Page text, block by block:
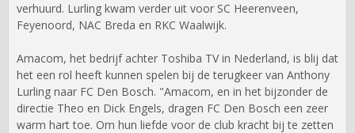
verhuurd. Lurling kwam verder uit voor SC Heerenveen,
Feyenoord, NAC Breda en RKC Waalwijk.
Amacom, het bedrijf achter Toshiba TV in Nederland, is blij dat
het een rol heeft kunnen spelen bij de terugkeer van Anthony
Lurling naar FC Den Bosch. "Amacom, en in het bijzonder de
directie Theo en Dick Engels, dragen FC Den Bosch een zeer
warm hart toe. Om hun liefde voor de club kracht bij te zetten